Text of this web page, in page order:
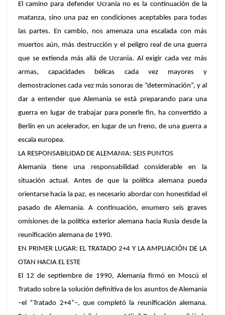
El camino para defender Ucrania no es la continuación de la
matanza, sino una paz en condiciones aceptables para todas
las partes. En cambio, nos amenaza una escalada con más
muertos aún, más destrucción y el peligro real de una guerra
que se extienda más allá de Ucrania. Al exigir cada vez más
armas, capacidades bélicas cada vez mayores y
demostraciones cada vez más sonoras de “determinación”, y al
dar a entender que Alemania se está preparando para una
guerra en lugar de trabajar para ponerle fin, ha convertido a
Berlín en un acelerador, en lugar de un freno, de una guerra a
escala europea.
LA RESPONSABILIDAD DE ALEMANIA: SEIS PUNTOS
Alemania tiene una responsabilidad considerable en la
situación actual. Antes de que la política alemana pueda
orientarse hacia la paz, es necesario abordar con honestidad el
pasado de Alemania. A continuación, enumero seis graves
omisiones de la política exterior alemana hacia Rusia desde la
reunificación alemana de 1990.
EN PRIMER LUGAR: EL TRATADO 2+4 Y LA AMPLIACIÓN DE LA
OTAN HACIA EL ESTE
El 12 de septiembre de 1990, Alemania firmó en Moscú el
Tratado sobre la solución definitiva de los asuntos de Alemania
–el “Tratado 2+4”–, que completó la reunificación alemana.